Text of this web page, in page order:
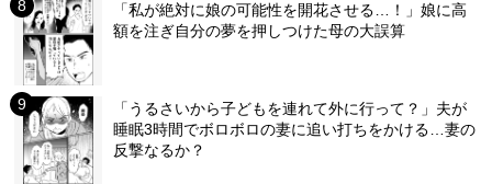
「私が絶対に娘の可能性を開花させる…！」娘に高
額を注ぎ自分の夢を押しつけた母の大誤算
「うるさいから子どもを連れて外に行って？」夫が
睡眠3時間でボロボロの妻に追い打ちをかける…妻の
反撃なるか？